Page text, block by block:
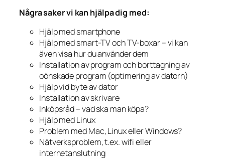
Några saker vi kan hjälpa dig med:
Hjälp med smartphone
Hjälp med smart-TV och TV-boxar – vi kan
även visa hur du använder dem
Installation av program och borttagning av
oönskade program (optimering av datorn)
Hjälp vid byte av dator
Installation av skrivare
Inköpsråd – vad ska man köpa?
Hjälp med Linux
Problem med Mac, Linux eller Windows?
Nätverksproblem, t.ex. wifi eller
internetanslutning